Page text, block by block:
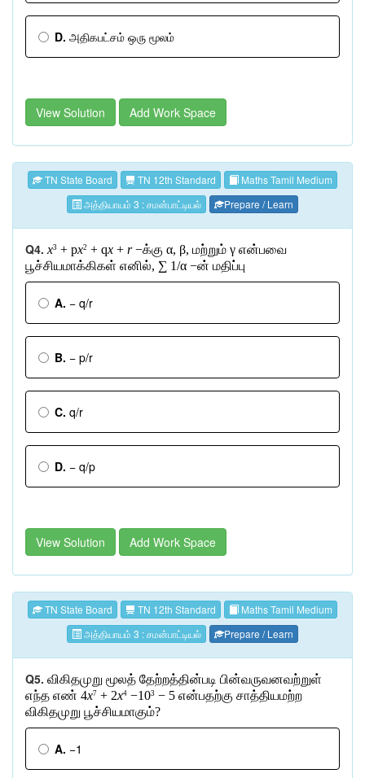
D. அதிகபட்சம் ஒரு மூலம்
View Solution Add Work Space
TN State Board TN 12th Standard
Maths Tamil Medium
அத்தியாயம் 3 : சமன்பாட்டியல்
Prepare / Learn
Q4. x3 + px2 + qx + r−க்கு α, β, மற்றும் γ என்பவை
பூச்சியமாக்கிகள் எனில், ∑ 1/α −ன் மதிப்பு
A. − q/r
B. − p/r
C. q/r
D. − q/p
View Solution Add Work Space
TN State Board TN 12th Standard
Maths Tamil Medium
அத்தியாயம் 3 : சமன்பாட்டியல்
Prepare / Learn
Q5. விகிதமுறு மூலத் தேற்றத்தின்படி பின்வருவனவற்றுள்
எந்த எண் 4x7 + 2x4 −103 − 5 என்பதற்கு சாத்தியமற்ற
விகிதமுறு பூச்சியமாகும்?
A. −1